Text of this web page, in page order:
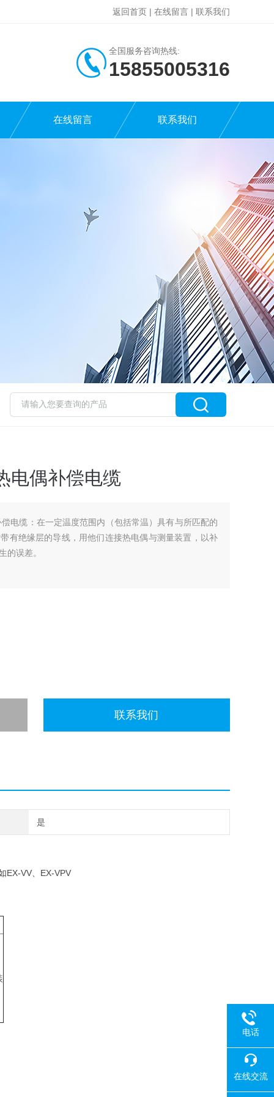
返回首页 | 在线留言 | 联系我们
全国服务咨询热线:
15855005316
在线留言 联系我们
电偶补偿电缆
电缆：在一定温度范围内（包括常温）具有与所匹配的
有绝缘层的导线，用他们连接热电偶与测量装置，以补
的误差。
联系我们
是
EX-VV、EX-VPV
电话
在线交流